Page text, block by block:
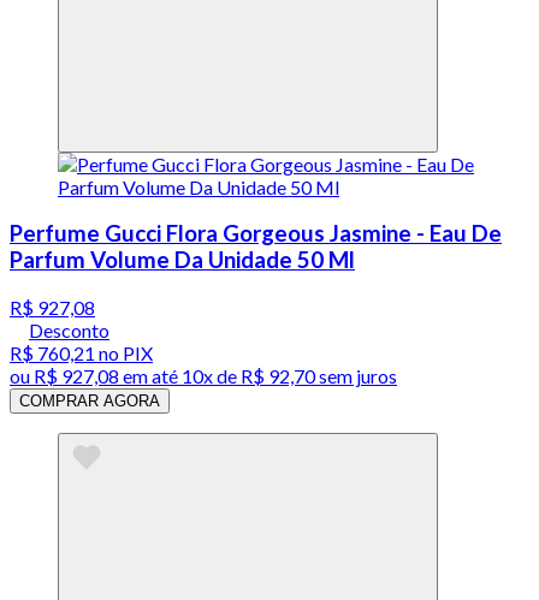
Perfume Gucci Flora Gorgeous Jasmine - Eau De
Parfum Volume Da Unidade 50 Ml
R$ 927,08
Desconto
R$ 760,21 no PIX
ou R$ 927,08 em até 10x de R$ 92,70 sem juros
COMPRAR AGORA